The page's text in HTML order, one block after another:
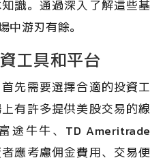
識。通過深入了解這些基
游刃有餘。
工具和平台
先需要選擇合適的投資工
有許多提供美股交易的線
途牛牛、TD Ameritrade
應考慮佣金費用、交易便